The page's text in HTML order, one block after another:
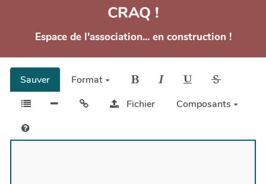
CRAQ !
Espace de l'association... en construction !
Sauver
Format
Fichier
Composants